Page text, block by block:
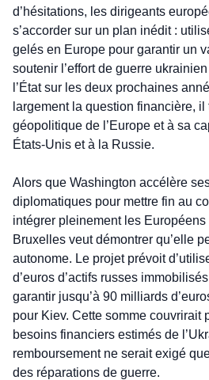
d’hésitations, les dirigeants
s’accorder sur un plan inédit :
gelés en Europe pour garantir un
soutenir l’effort de guerre
l’État sur les deux prochaines
largement la question financière,
géopolitique de l’Europe et à sa
États-Unis et à la Russie.
Alors que Washington accélère
diplomatiques pour mettre fin au
intégrer pleinement les
Bruxelles veut démontrer qu’elle
autonome. Le projet prévoit
d’euros d’actifs russes
garantir jusqu’à 90 milliards
pour Kiev. Cette somme couvrirait
besoins financiers estimés de
remboursement ne serait exigé
des réparations de guerre.